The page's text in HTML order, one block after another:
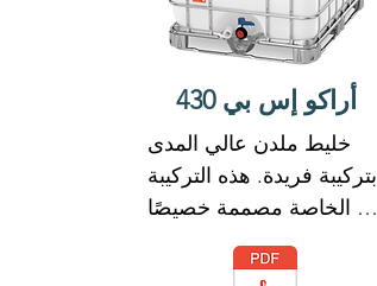
التآكل على حديد التسليح
الموجود في الخرسانة.
يلبي ARACO SP 310
بأنواع D & G
أراكو إس بي 430
خليط ملدن عالي المدى
بتركيبة فريدة. هذه التركيبة
الخاصة مصممة خصيصًا
للاستخدام مع أدوات الربط
الهيدروليكية.